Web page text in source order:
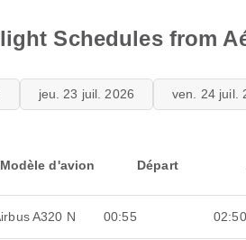
Schedules from
jeu. 23 juil. 2026 ven. 24 juil.
Modèle d'avion Départ
A320 N 00:55 02:50